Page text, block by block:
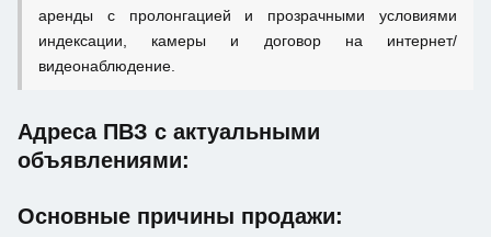
аренды с пролонгацией и прозрачными условиями
индексации, камеры и договор на интернет/
видеонаблюдение.
Адреса ПВЗ с актуальными
объявлениями:
Основные причины продажи: